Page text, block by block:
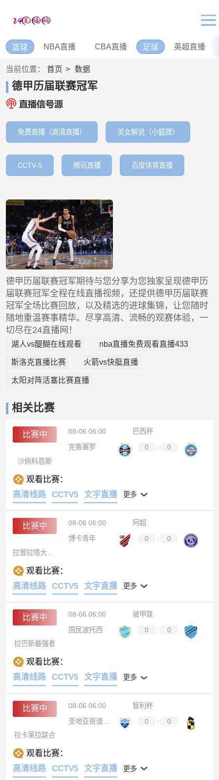
篮球 NBA直播 CBA直播 足球 英超直播
当前位置： 首页 数据
德甲历届联赛冠军
免费直播（高清直播） 美女解说（小狐狸）
CCTV-5 腾讯直播 百度体育直播
德甲历届联赛冠军期待与您分享为您独家呈现德甲历
届联赛冠军全程在线直播视频，还提供德甲历届联赛
冠军全场比赛回放，以及精选的进球集锦，让您随时
随地重温赛事精华。尽享高清、流畅的观赛体验，一
切尽在24直播网！
湖人vs醍醐在线观看 nba直播免费观看直播433
斯洛克直播比赛 火箭vs快艇直播
太阳对阵活塞比赛直播
相关比赛
比赛中 08-06 06:00
巴西杯
克鲁塞罗
0 :
0
沙佩科恩斯
观看比赛：
高清线路
CCTV5 文字直播 更多
比赛中 08-06 06:00
阿超
博卡青年
0 :
0
观看比赛：
高清线路
CCTV5 文字直播 更多
比赛中 08-06 06:00
玻甲联
国民波托西
0 :
0
拉巴斯最强者
观看比赛：
高清线路
CCTV5 文字直播 更多
比赛中 08-06 06:00
智利杯
圣地亚哥漫步者
0 :
0
拉卡莱拉联合
观看比赛：
高清线路
CCTV5 文字直播 更多